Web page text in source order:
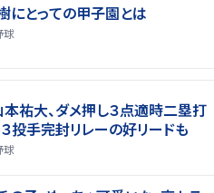
にとっての甲子園とは
球
本祐大、ダメ押し３点適時二塁打
３投手完封リレーの好リードも
球